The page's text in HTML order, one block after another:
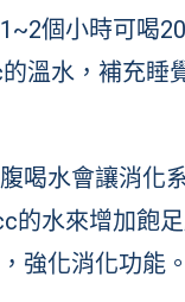
個小時可喝
溫水，補充睡
喝水會讓消化
的水來增加飽
強化消化功能。